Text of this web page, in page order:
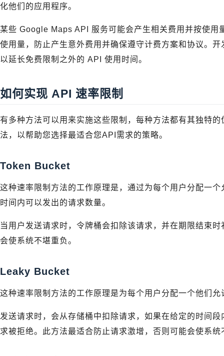
化他们的应用程序。
某些 Google Maps API 服务可能会产生相关费用并按使用
使用量，防止产生意外费用并确保遵守计费方案和协议。
以延长免费限制之外的 API 使用时间。
如何实现 API 速率限制
有多种方法可以用来实施这些限制，每种方法都有其独特
法，以帮助您选择最适合您API需求的策略。
Token Bucket
这种速率限制方法的工作原理是，通过为每个用户分配一
时间内可以发出的请求数量。
当用户发送请求时，令牌桶会扣除该请求，并在期限结束
会使系统不堪重负。
Leaky Bucket
这种速率限制方法的工作原理是为每个用户分配一个他们允
发送请求时，会从存储桶中扣除请求，如果在给定的时间
求被拒绝。此方法最适合防止请求激增，否则可能会使系统